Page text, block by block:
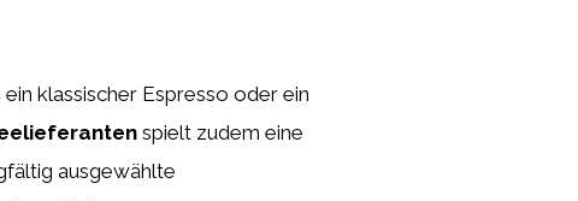
klassischer Espresso oder ein
spielt zudem eine
ausgewählte